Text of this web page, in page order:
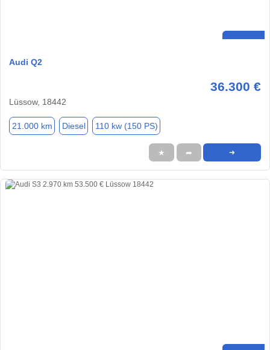
Audi Q2
36.300 €
Lüssow, 18442
21.000 km Diesel 110 kw (150 PS)
★ ➦ ➜